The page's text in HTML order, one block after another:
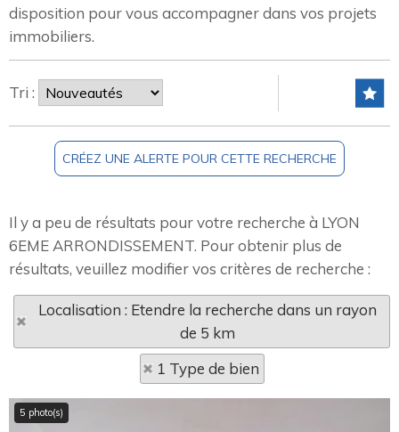
disposition pour vous accompagner dans vos projets
immobiliers.
Tri :
Il y a peu de résultats pour votre recherche à LYON
6EME ARRONDISSEMENT. Pour obtenir plus de
résultats, veuillez modifier vos critères de recherche :
Localisation : Etendre la recherche dans un rayon
de 5 km
1 Type de bien
5 photo(s)